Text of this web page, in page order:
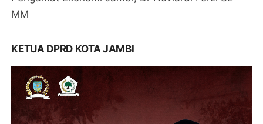
MM
KETUA DPRD KOTA JAMBI